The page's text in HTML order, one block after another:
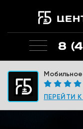
8
ПЕРЕЙТИ